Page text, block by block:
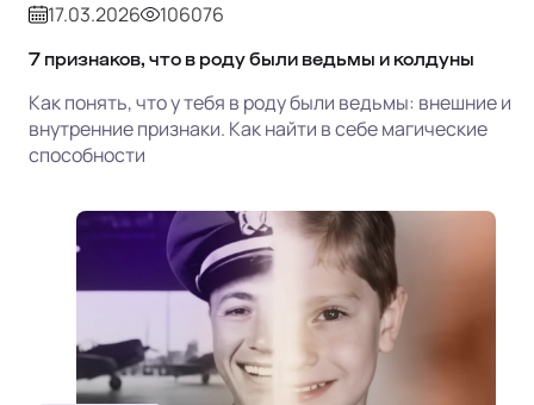
17.03.2026 106076
7 признаков, что в роду были ведьмы и колдуны
Как понять, что у тебя в роду были ведьмы: внешние и
внутренние признаки. Как найти в себе магические
способности